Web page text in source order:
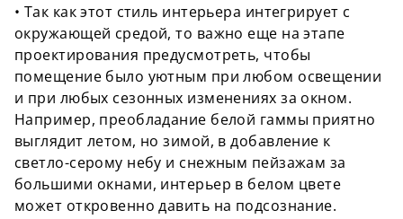
• Так как этот стиль интерьера интегрирует с
окружающей средой, то важно еще на этапе
проектирования предусмотреть, чтобы
помещение было уютным при любом освещении
и при любых сезонных изменениях за окном.
Например, преобладание белой гаммы приятно
выглядит летом, но зимой, в добавление к
светло-серому небу и снежным пейзажам за
большими окнами, интерьер в белом цвете
может откровенно давить на подсознание.